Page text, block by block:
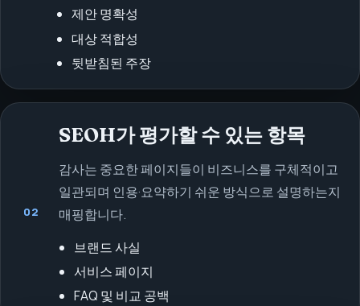
제안 명확성
대상 적합성
뒷받침된 주장
02
SEOH가 평가할 수 있는 항목
감사는 중요한 페이지들이 비즈니스를 구체적이고
일관되며 인용·요약하기 쉬운 방식으로 설명하는지
매핑합니다.
브랜드 사실
서비스 페이지
FAQ 및 비교 공백